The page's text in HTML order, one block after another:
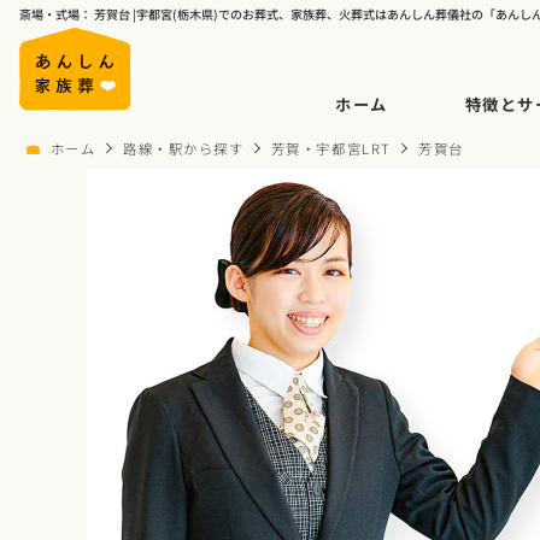
斎場・式場： 芳賀台 |宇都宮(栃木県)でのお葬式、家族葬、火葬式はあんしん葬儀社の「あんし
ホーム 特徴とサ
ホーム 路線・駅から探す 芳賀・宇都宮LRT 芳賀台